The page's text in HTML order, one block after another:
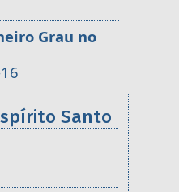
Grau no
Santo